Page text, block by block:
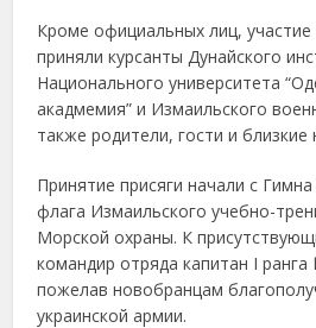
Кроме официальных лиц, участие
приняли курсанты Дунайского
Национального университета
акадмемия” и Измаильского
также родители, гости и близкие
Принятие присяги начали с
флага Измаильского учебно-
Морской охраны. К
командир отряда капитан I ранга
пожелав новобранцам
украинской армии.